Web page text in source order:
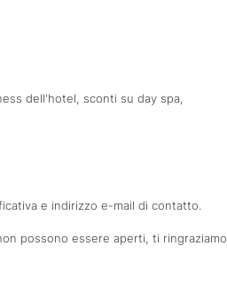
dell'hotel, sconti su day spa,
e indirizzo e-mail di contatto.
possono essere aperti, ti ringraziamo